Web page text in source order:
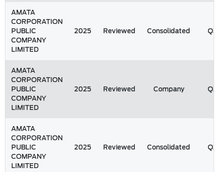
AMATA
CORPORATION
PUBLIC
COMPANY
LIMITED
2025 Reviewed Consolidated Q3
AMATA
CORPORATION
PUBLIC
COMPANY
LIMITED
2025 Reviewed Company Q2
AMATA
CORPORATION
PUBLIC
COMPANY
LIMITED
2025 Reviewed Consolidated Q2